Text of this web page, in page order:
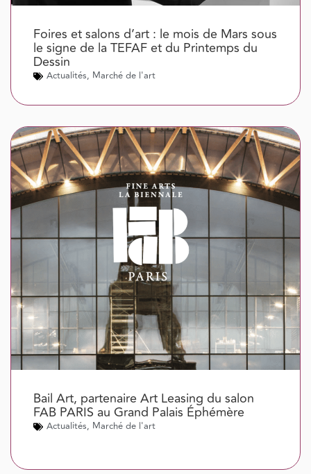
Foires et salons d’art : le mois de Mars sous
le signe de la TEFAF et du Printemps du
Dessin
Actualités, Marché de l'art
Bail Art, partenaire Art Leasing du salon
FAB PARIS au Grand Palais Éphémère
Actualités, Marché de l'art